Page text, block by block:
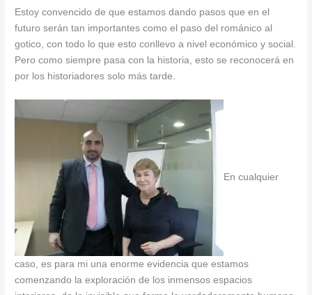
Estoy convencido de que estamos dando pasos que en el
futuro serán tan importantes como el paso del románico al
gotico, con todo lo que esto conllevo a nivel económico y social.
Pero como siempre pasa con la historia, esto se reconocerá en
por los historiadores solo más tarde.
En cualquier
caso, es para mi una enorme evidencia que estamos
comenzando la exploración de los inmensos espacios